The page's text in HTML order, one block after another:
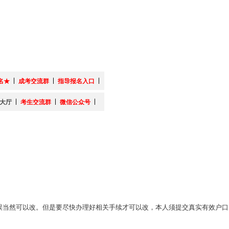
★ 成考交流群 指导报名入口
厅 考生交流群 微信公众号
可以改。但是要尽快办理好相关手续才可以改，本人须提交真实有效户口